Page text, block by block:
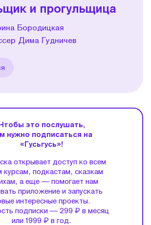
и прогульщица
Бородицкая
Дима Гудничев
это послушать,
нужно подписаться на
«Гусьгусь»!
открывает доступ ко всем
курсам, подкастам, сказкам
а еще — помогает нам
приложение и запускать
интересные проекты.
подписки — 299 ₽ в месяц
или 1999 ₽ в год.